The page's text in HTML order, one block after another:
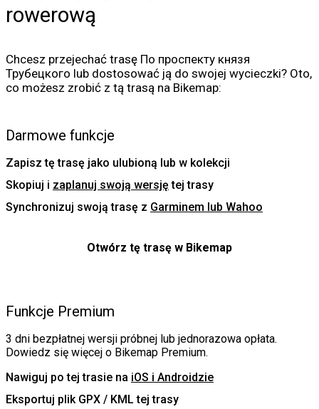
rowerową
Chcesz przejechać trasę По проспекту князя
Трубецкого lub dostosować ją do swojej wycieczki? Oto,
co możesz zrobić z tą trasą na Bikemap:
Darmowe funkcje
Zapisz tę trasę jako ulubioną lub w kolekcji
Skopiuj i zaplanuj swoją wersję tej trasy
Synchronizuj swoją trasę z Garminem lub Wahoo
Otwórz tę trasę w Bikemap
Funkcje Premium
3 dni bezpłatnej wersji próbnej lub jednorazowa opłata.
Dowiedz się więcej o Bikemap Premium.
Nawiguj po tej trasie na iOS i Androidzie
Eksportuj plik GPX / KML tej trasy